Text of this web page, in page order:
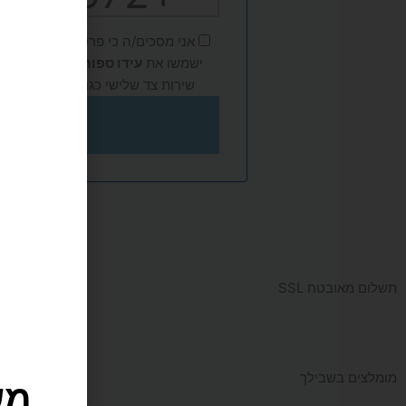
+972
אני מסכים/ה כי פרטי האישיים
ישמשו את עידו ספורט
שירות צד שלישי כגון Google ו-Meta, בהתאם ל
תשלום מאובטח SSL
מומלצים בשבילך